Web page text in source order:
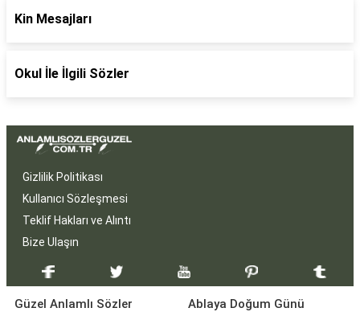
Kin Mesajları
Okul İle İlgili Sözler
Gizlilik Politikası
Kullanıcı Sözleşmesi
Teklif Hakları ve Alıntı
Bize Ulaşın
Güzel Anlamlı Sözler
Ablaya Doğum Günü